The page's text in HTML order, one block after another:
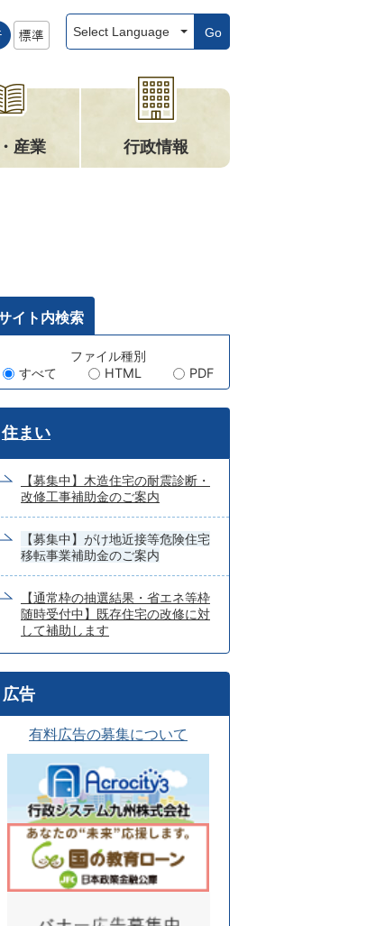
Go
産業 行政情報
イト内検索
ー
索
ファイル種別
すべて
HTML PDF
住まい
【募集中】木造住宅の耐震診断・
改修工事補助金のご案内
【募集中】がけ地近接等危険住宅
移転事業補助金のご案内
【通常枠の抽選結果・省エネ等枠
随時受付中】既存住宅の改修に対
して補助します
広告
有料広告の募集について